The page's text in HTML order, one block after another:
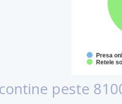
Presa
Retele
contine peste